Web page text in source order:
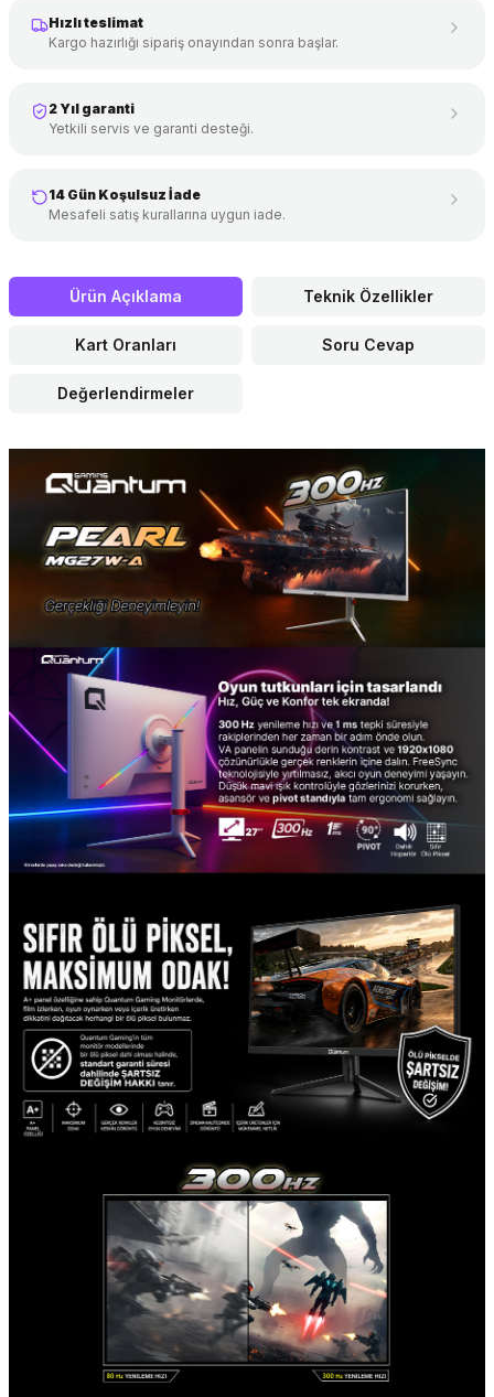
Hızlı teslimat
Kargo hazırlığı sipariş onayından sonra başlar.
2 Yıl garanti
Yetkili servis ve garanti desteği.
14 Gün Koşulsuz İade
Mesafeli satış kurallarına uygun iade.
Ürün Açıklama Teknik Özellikler
Kart Oranları Soru Cevap
Değerlendirmeler